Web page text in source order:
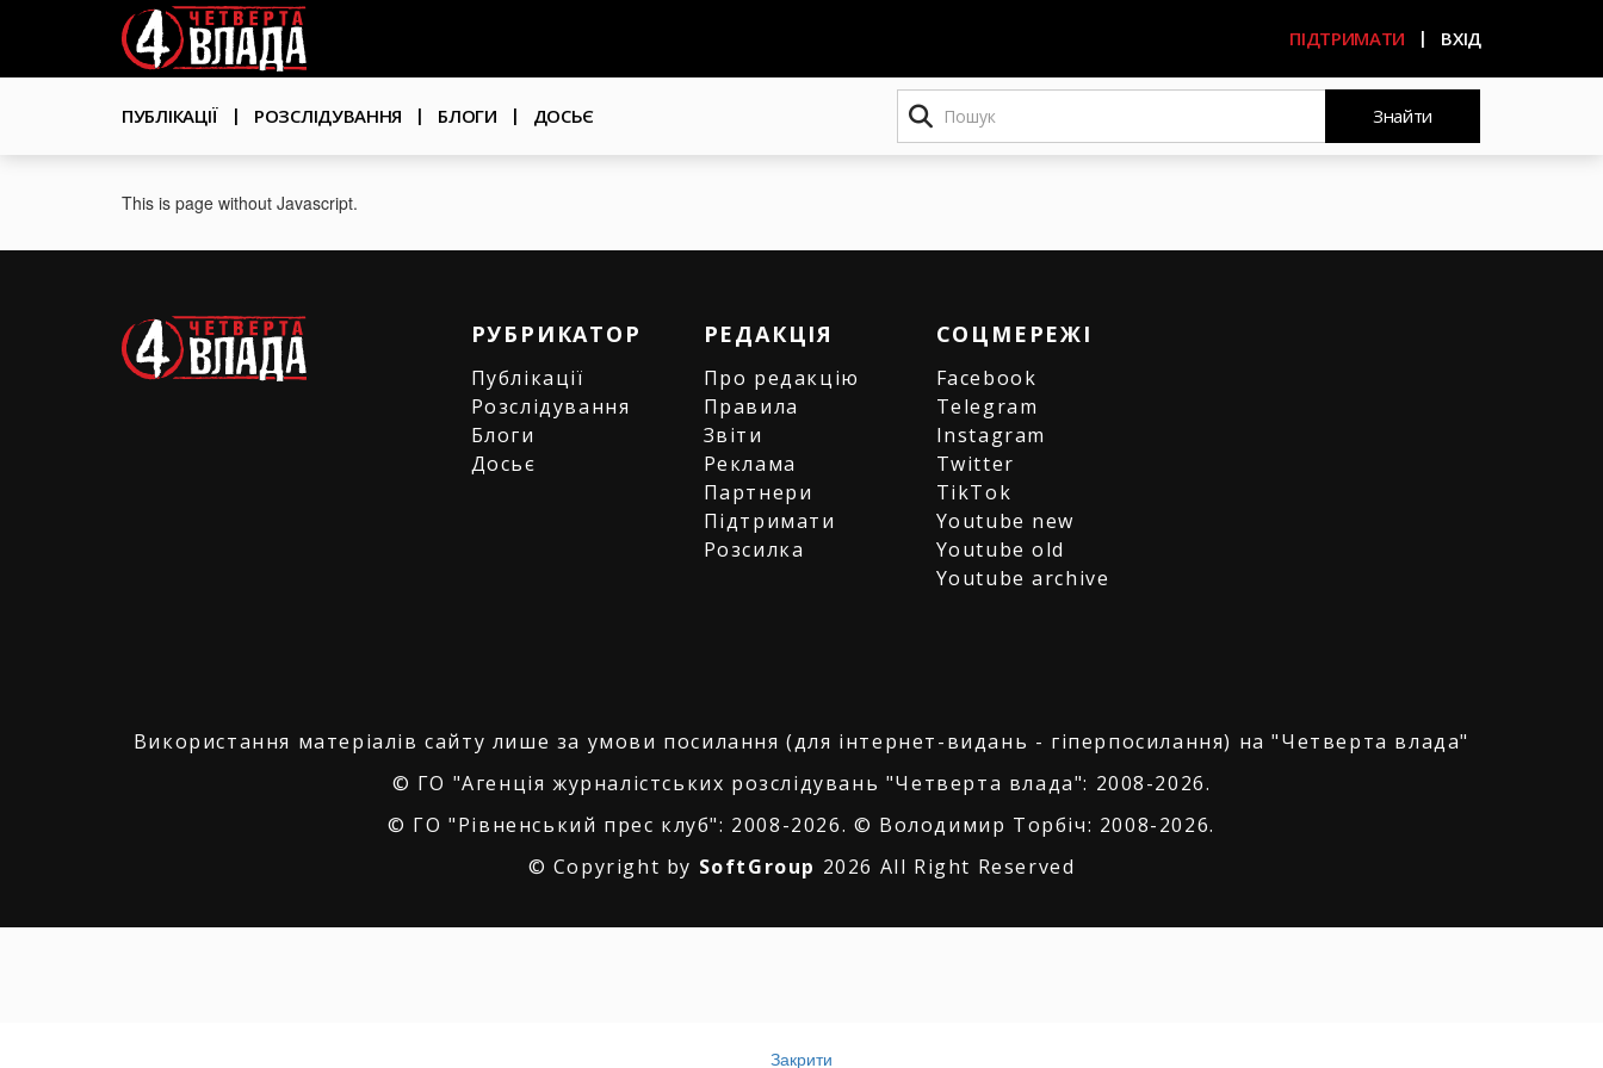
вмісту
User
account
menu
ПІДТРИМАТИ ВХІД
Основна
навіґація
ПУБЛІКАЦІЇ РОЗСЛІДУВАННЯ БЛОГИ ДОСЬЄ
Пошук
Знайти
This is page without Javascript.
РУБРИКАТОР
Публікації
Розслідування
Блоги
Досьє
РЕДАКЦІЯ
Про редакцію
Правила
Звіти
Реклама
Партнери
Підтримати
Розсилка
СОЦМЕРЕЖІ
Facebook
Telegram
Instagram
Twitter
TikTok
Youtube new
Youtube old
Youtube archive
Використання матеріалів сайту лише за умови посилання (для інтернет-видань - гіперпосилання) на "Четверта влада"
© ГО "Агенція журналістських розслідувань "Четверта влада": 2008-2026.
© ГО "Рівненський прес клуб": 2008-2026. © Володимир Торбіч: 2008-2026.
© Copyright by SoftGroup 2026 All Right Reserved
Закрити